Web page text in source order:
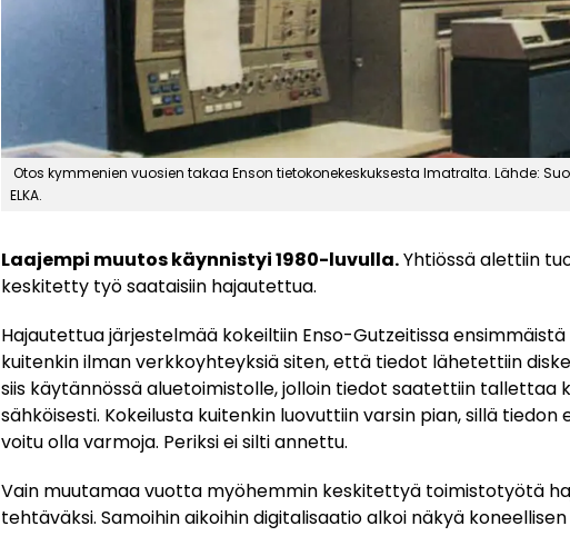
Otos kymmenien vuosien takaa Enson tietokonekeskuksesta Imatralta. Lähde:
ELKA.
Laajempi muutos käynnistyi 1980-luvulla.Yhtiössä alettiin
keskitetty työ saataisiin hajautettua.
Hajautettua järjestelmää kokeiltiin Enso-Gutzeitissa
kuitenkin ilman verkkoyhteyksiä siten, että tiedot lähetettiin
siis käytännössä aluetoimistolle, jolloin tiedot saatettiin tallettaa
sähköisesti. Kokeilusta kuitenkin luovuttiin varsin pian, sillä
voitu olla varmoja. Periksi ei silti annettu.
Vain muutamaa vuotta myöhemmin keskitettyä toimistotyötä
tehtäväksi. Samoihin aikoihin digitalisaatio alkoi näkyä